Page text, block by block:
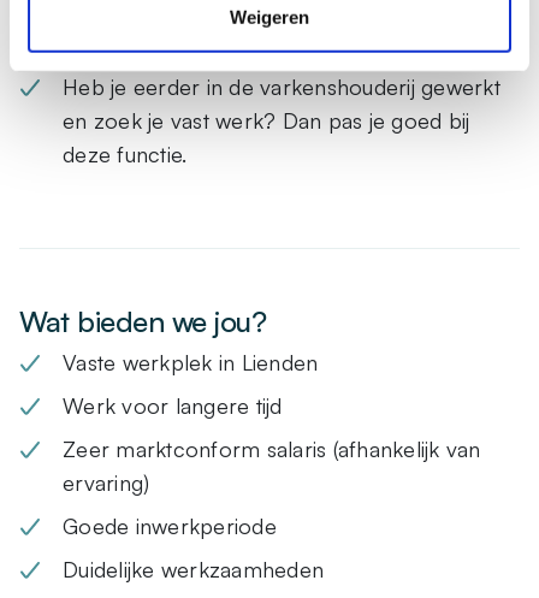
Weigeren
Betrouwbaar en verantwoordelijk
Heb je eerder in de varkenshouderij gewerkt
en zoek je vast werk? Dan pas je goed bij
deze functie.
Wat bieden we jou?
Vaste werkplek in Lienden
Werk voor langere tijd
Zeer marktconform salaris (afhankelijk van
ervaring)
Goede inwerkperiode
Duidelijke werkzaamheden